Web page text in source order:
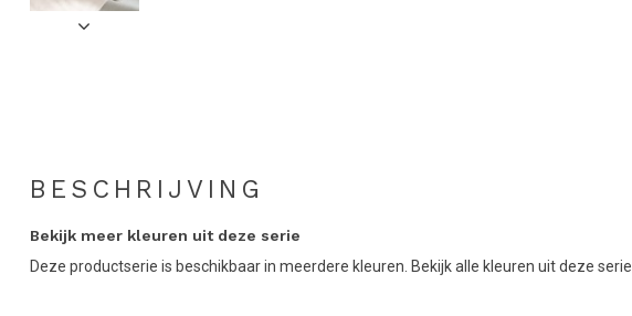
BESCHRIJVING
Bekijk meer kleuren uit deze serie
Deze productserie is beschikbaar in meerdere kleuren. Bekijk alle kleuren uit deze serie